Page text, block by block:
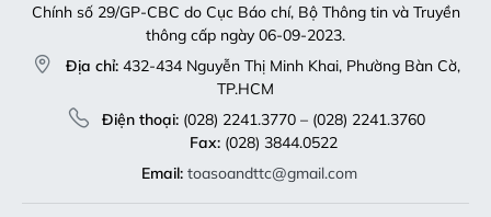
Chính số 29/GP-CBC do Cục Báo chí, Bộ Thông tin và Truyền
thông cấp ngày 06-09-2023.
Địa chỉ: 432-434 Nguyễn Thị Minh Khai, Phường Bàn Cờ,
TP.HCM
Điện thoại:(028) 2241.3770 – (028) 2241.3760
Fax:(028) 3844.0522
Email: toasoandttc@gmail.com